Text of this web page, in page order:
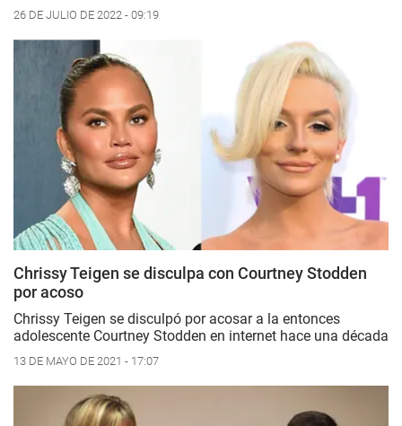
26 DE JULIO DE 2022 - 09:19
Chrissy Teigen se disculpa con Courtney Stodden
por acoso
Chrissy Teigen se disculpó por acosar a la entonces
adolescente Courtney Stodden en internet hace una década
13 DE MAYO DE 2021 - 17:07